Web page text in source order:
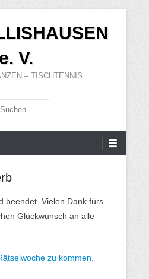
e. V.
– TISCHTENNIS
beendet. Vielen Dank fürs
Glückwunsch an alle
zu kommen.